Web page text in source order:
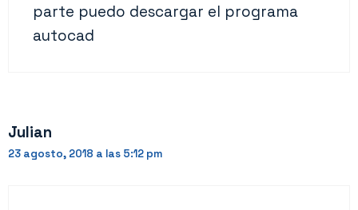
parte puedo descargar el programa
autocad
Julian
23 agosto, 2018 a las 5:12 pm